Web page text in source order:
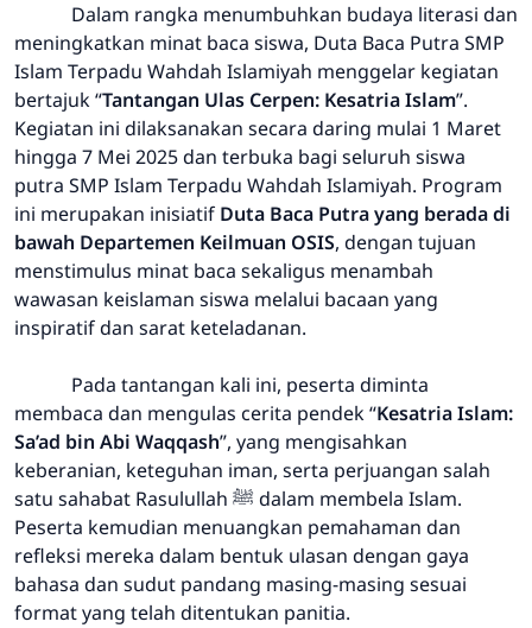
Dalam rangka menumbuhkan budaya literasi dan
meningkatkan minat baca siswa, Duta Baca Putra SMP
Islam Terpadu Wahdah Islamiyah menggelar kegiatan
bertajuk “Tantangan Ulas Cerpen: Kesatria Islam”.
Kegiatan ini dilaksanakan secara daring mulai 1 Maret
hingga 7 Mei 2025 dan terbuka bagi seluruh siswa
putra SMP Islam Terpadu Wahdah Islamiyah. Program
ini merupakan inisiatif Duta Baca Putra yang berada di
bawah Departemen Keilmuan OSIS, dengan tujuan
menstimulus minat baca sekaligus menambah
wawasan keislaman siswa melalui bacaan yang
inspiratif dan sarat keteladanan.
Pada tantangan kali ini, peserta diminta
membaca dan mengulas cerita pendek “Kesatria Islam:
Sa’ad bin Abi Waqqash”, yang mengisahkan
keberanian, keteguhan iman, serta perjuangan salah
satu sahabat Rasulullah ﷺ dalam membela Islam.
Peserta kemudian menuangkan pemahaman dan
refleksi mereka dalam bentuk ulasan dengan gaya
bahasa dan sudut pandang masing-masing sesuai
format yang telah ditentukan panitia.